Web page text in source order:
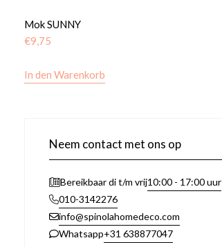
Mok SUNNY
€9,75
In den Warenkorb
Neem contact met ons op
Bereikbaar di t/m vrij10:00 - 17:00 uur
010-3142276
info@spinolahomedeco.com
Whatsapp+31 638877047